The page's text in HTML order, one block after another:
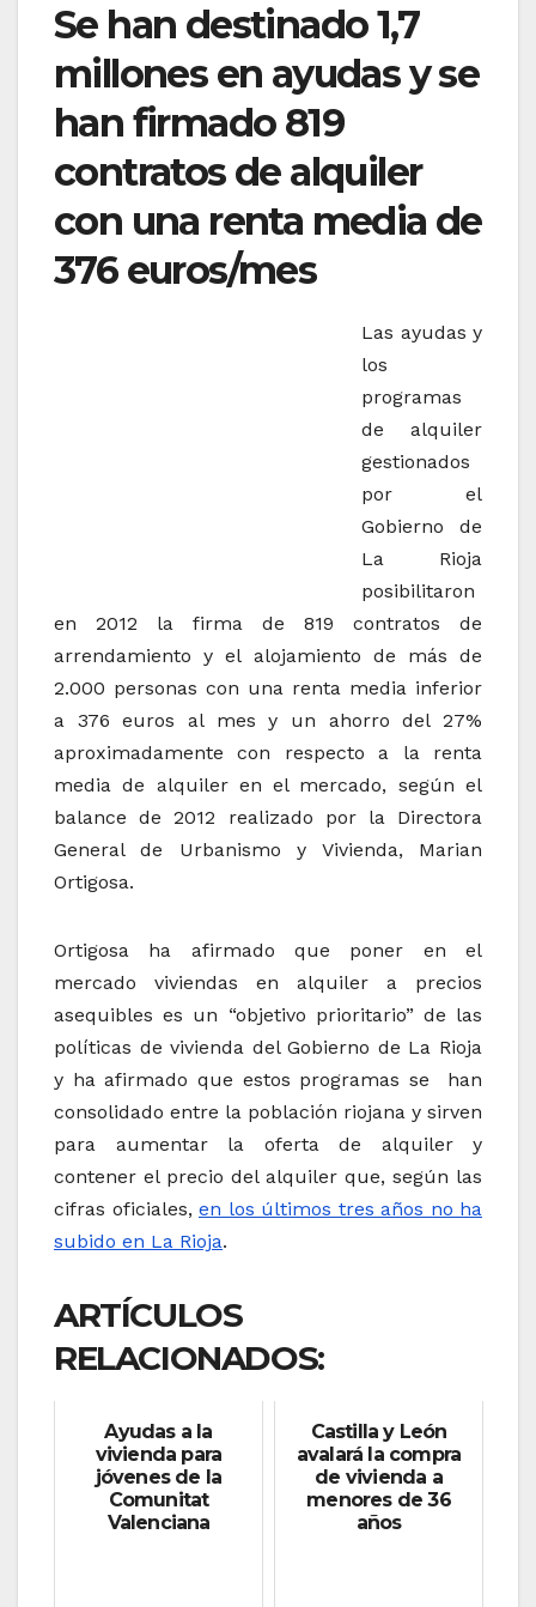
Se han destinado 1,7
millones en ayudas y se
han firmado 819
contratos de alquiler
con una renta media de
376 euros/mes
Las ayudas y
los
programas
de alquiler
gestionados
por el
Gobierno de
La Rioja
posibilitaron
en 2012 la firma de 819 contratos de
arrendamiento y el alojamiento de más de
2.000 personas con una renta media inferior
a 376 euros al mes y un ahorro del 27%
aproximadamente con respecto a la renta
media de alquiler en el mercado, según el
balance de 2012 realizado por la Directora
General de Urbanismo y Vivienda, Marian
Ortigosa.
Ortigosa ha afirmado que poner en el
mercado viviendas en alquiler a precios
asequibles es un “objetivo prioritario” de las
políticas de vivienda del Gobierno de La Rioja
y ha afirmado que estos programas se han
consolidado entre la población riojana y sirven
para aumentar la oferta de alquiler y
contener el precio del alquiler que, según las
cifras oficiales, en los últimos tres años no ha
subido en La Rioja.
ARTÍCULOS
RELACIONADOS:
Ayudas a la
vivienda para
jóvenes de la
Comunitat
Valenciana
Castilla y León
avalará la compra
de vivienda a
menores de 36
años